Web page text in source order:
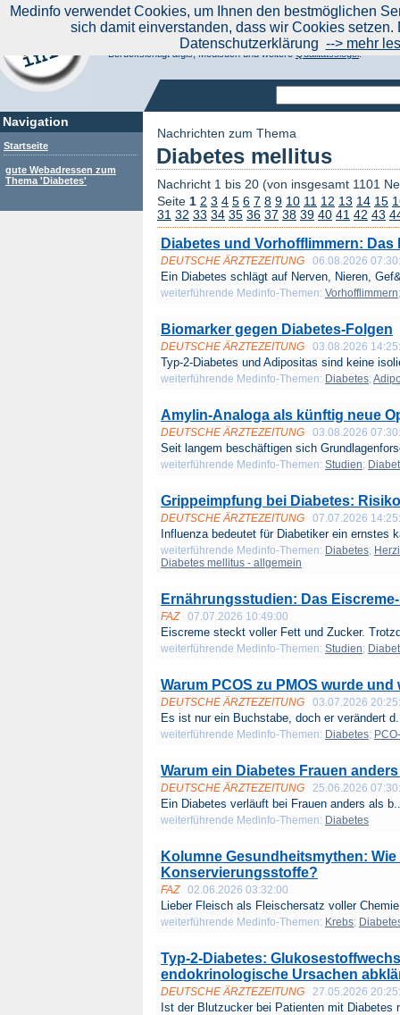
Navigation
Startseite
gute Webadressen zum
Thema 'Diabetes'
Aktuelle Nachrichten|
Suchen Sie noch oder Finden Sie schon?
Medinfo.de - Meta-Portal für Gesundheitsthemen
Berücksichtigt afgis, Medisuch und weitereQualitätssiegel.
Nachrichten zum Thema
Diabetes mellitus
Nachricht 1 bis 20 (von insgesamt 1101
Seite 1 2 3 4 5 6 7 8 9 10 11 12 13 14 15
31 32 33 34 35 36 37 38 39 40 41 42 43
Diabetes und Vorhofflimmern:
DEUTSCHE ÄRZTEZEITUNG 06.08.2026
Ein Diabetes schlägt auf Nerven, Nieren,
weiterführende Medinfo-Themen: Vorhofflimmern
Biomarker gegen Diabetes-Folgen
DEUTSCHE ÄRZTEZEITUNG 03.08.2026
Typ-2-Diabetes und Adipositas sind keine
weiterführende Medinfo-Themen: Diabetes;
Amylin-Analoga als künftig neue
DEUTSCHE ÄRZTEZEITUNG 03.08.2026
Seit langem beschäftigen sich
weiterführende Medinfo-Themen: Studien;
Grippeimpfung bei Diabetes:
DEUTSCHE ÄRZTEZEITUNG 07.07.2026
Influenza bedeutet für Diabetiker ein ernstes
weiterführende Medinfo-Themen: Diabetes;
Diabetes mellitus - allgemein
Ernährungsstudien: Das
FAZ 07.07.2026 10:49:00
Eiscreme steckt voller Fett und Zucker.
weiterführende Medinfo-Themen: Studien;
Warum PCOS zu PMOS wurde
DEUTSCHE ÄRZTEZEITUNG 03.07.2026
Es ist nur ein Buchstabe, doch er verändert
weiterführende Medinfo-Themen: Diabetes;
Warum ein Diabetes Frauen
DEUTSCHE ÄRZTEZEITUNG 25.06.2026
Ein Diabetes verläuft bei Frauen anders als
weiterführende Medinfo-Themen: Diabetes
Kolumne Gesundheitsmythen:
Konservierungsstoffe?
FAZ 02.06.2026 03:32:00
Lieber Fleisch als Fleischersatz voller
weiterführende Medinfo-Themen: Krebs;
Typ-2-Diabetes:
endokrinologische Ursachen
DEUTSCHE ÄRZTEZEITUNG 27.05.2026
Ist der Blutzucker bei Patienten mit Diabetes
Medinfo verwendet Cookies, um Ihnen den bestmöglichen
sich damit einverstanden, dass wir Cookies
Datenschutzerklärung --> mehr